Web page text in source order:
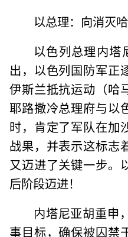
以总理：向消灭
以色列总理内塔
出，以色列国防军正
伊斯兰抵抗运动（哈
耶路撒冷总理府与以
时，肯定了军队在加
战果，并表示这标志
又迈进了关键一步。
后阶段迈进！
内塔尼亚胡重申
事目标，确保被囚禁